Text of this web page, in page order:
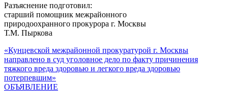
Разъяснение подготовил:
старший помощник межрайонного
природоохранного прокурора г. Москвы
Т.М. Пыркова
«Кунцевской межрайонной прокуратурой г. Москвы
направлено в суд уголовное дело по факту причинения
тяжкого вреда здоровью и легкого вреда здоровью
потерпевшим»
ОБЪЯВЛЕНИЕ